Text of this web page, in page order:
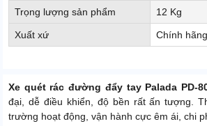
Trọng lượng sản phẩm 12 Kg
Xuất xứ Chính hãng
Xe quét rác đường đẩy tay Palada PD-
đại, dễ điều khiển, độ bền rất ấn tượng.
trường hoạt động, vận hành cực êm ái, chi